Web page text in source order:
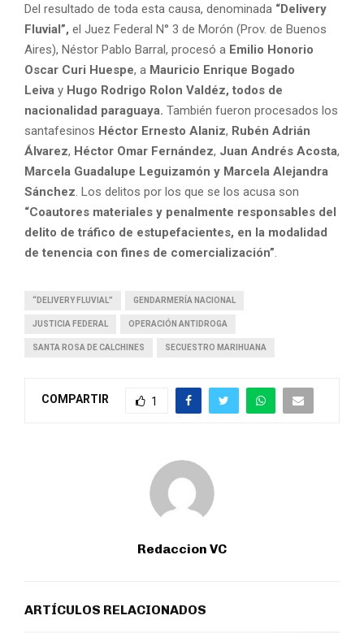
Del resultado de toda esta causa, denominada “Delivery
Fluvial”, el Juez Federal N° 3 de Morón (Prov. de Buenos
Aires), Néstor Pablo Barral, procesó a Emilio Honorio
Oscar Curi Huespe, a Mauricio Enrique Bogado
Leiva y Hugo Rodrigo Rolon Valdéz, todos de
nacionalidad paraguaya. También fueron procesados los
santafesinos Héctor Ernesto Alaniz, Rubén Adrián
Álvarez, Héctor Omar Fernández, Juan Andrés Acosta,
Marcela Guadalupe Leguizamón y Marcela Alejandra
Sánchez . Los delitos por los que se los acusa son
“Coautores materiales y penalmente responsables del
delito de tráfico de estupefacientes, en la modalidad
de tenencia con fines de comercialización”
“DELIVERY FLUVIAL” GENDARMERÍA NACIONAL
JUSTICIA FEDERAL OPERACIÓN ANTIDROGA
SANTA ROSA DE CALCHINES SECUESTRO MARIHUANA
COMPARTIR 1
Redaccion VC
ARTÍCULOS RELACIONADOS